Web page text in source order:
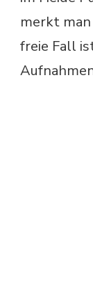
merkt
freie Fall